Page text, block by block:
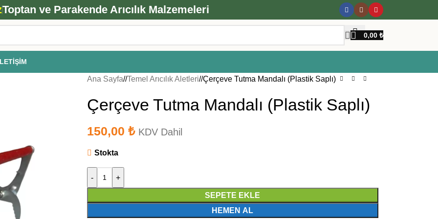
ANA ARI SİPARİŞİ İÇİN TIKLAYIN
Toptan ve Parakende Arıcılık Malzemeleri
0,00 ₺
Ana Sayfa/ Temel Arıcılık Aletleri/ Çerçeve Tutma Mandalı (Plastik Saplı)
Çerçeve Tutma Mandalı (Plastik Saplı)
150,00 ₺ KDV Dahil
Stokta
- +
SEPETE EKLE
HEMEN AL